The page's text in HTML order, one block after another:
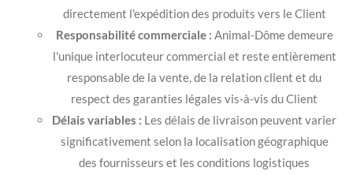
directement l'expédition des produits vers le Client
Responsabilité commerciale : Animal-Dôme demeure
l'unique interlocuteur commercial et reste entièrement
responsable de la vente, de la relation client et du
respect des garanties légales vis-à-vis du Client
Délais variables : Les délais de livraison peuvent varier
significativement selon la localisation géographique
des fournisseurs et les conditions logistiques